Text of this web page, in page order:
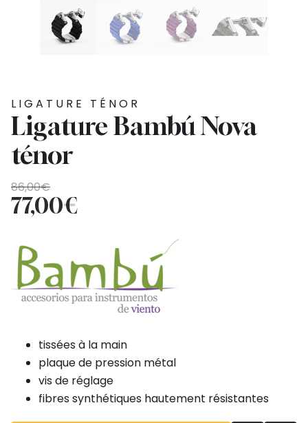
LIGATURE TÉNOR
Ligature Bambú Nova
ténor
86,00€
Le
prix
initial
86,00€.
77,00€
Le
prix
actuel
77,00€.
tissées à la main
plaque de pression métal
vis de réglage
fibres synthétiques hautement résistantes